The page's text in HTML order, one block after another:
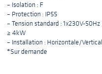
– Isolation : F
– Protection : IP55
– Tension standard : 1x230V-
≥ 4kW
– Installation : Horizontale/
*Sur demande